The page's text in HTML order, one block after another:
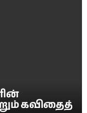
கவிதைத்